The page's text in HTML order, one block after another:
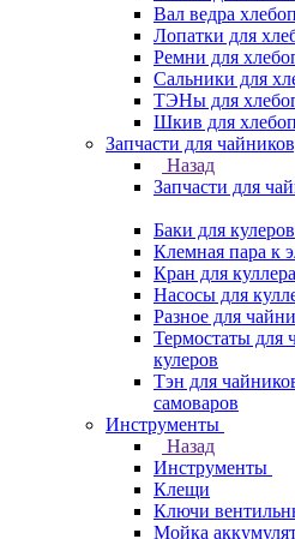
Вал ведра
Лопатки для
Ремни для
Сальники для
ТЭНы для
Шкив для
Запчасти для
Назад
Запчасти для
Баки для кулеров
Клемная пара к
Кран для куллера
Насосы для
Разное для
Термостаты для
кулеров
Тэн для
самоваров
Инструменты
Назад
Инструменты
Клещи
Ключи
Мойка